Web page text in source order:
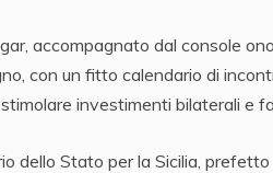
accompagnato dal console
con un fitto calendario di
investimenti bilaterali e
dello Stato per la Sicilia,